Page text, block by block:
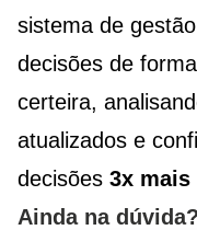
sistema de gestão
decisões de
certeira,
atualizados e
decisões 3x mais
Ainda na dúvida?